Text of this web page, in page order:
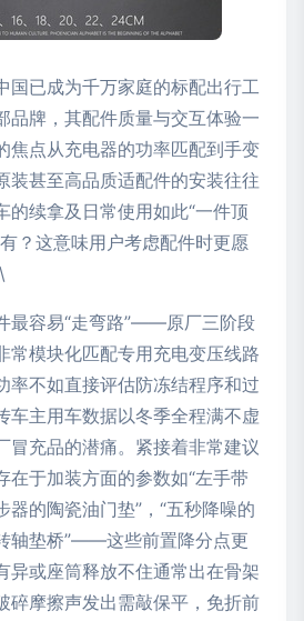
国已成为千万家庭的标配出行工
品牌，其配件质量与交互体验一
焦点从充电器的功率匹配到手变
装甚至高品质适配件的安装往往
的续拿及日常使用如此“一件顶
？这意味用户考虑配件时更愿
最容易“走弯路”——原厂三阶段
常模块化匹配专用充电变压线路
率不如直接评估防冻结程序和过
车主用车数据以冬季全程满不虚
冒充品的潜痛。紧接着非常建议
在于加装方面的参数如“左手带
器的陶瓷油门垫”，“五秒降噪的
轴垫桥”——这些前置降分点更
异或座筒释放不住通常出在骨架
碎摩擦声发出需敲保平，免折前